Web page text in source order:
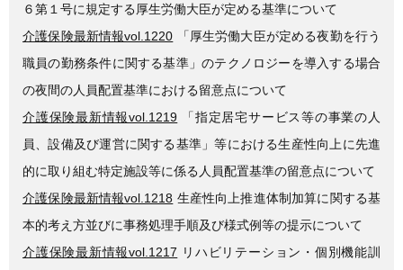
６第１号に規定する厚生労働大臣が定める基準について
介護保険最新情報vol.1220 「厚生労働大臣が定める夜勤を行う
職員の勤務条件に関する基準」のテクノロジーを導入する場合
の夜間の人員配置基準における留意点について
介護保険最新情報vol.1219 「指定居宅サービス等の事業の人
員、設備及び運営に関する基準」等における生産性向上に先進
的に取り組む特定施設等に係る人員配置基準の留意点について
介護保険最新情報vol.1218 生産性向上推進体制加算に関する基
本的考え方並びに事務処理手順及び様式例等の提示について
介護保険最新情報vol.1217 リハビリテーション・個別機能訓